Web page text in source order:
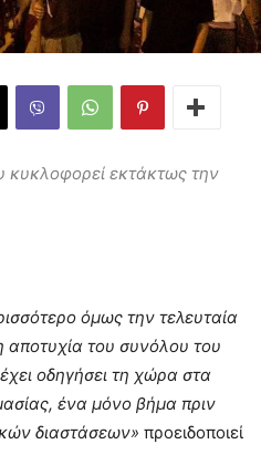
εκτάκτως την
όμως την τελευταία
αποτυχία του συνόλου του
οδηγήσει τη χώρα στα
ένα μόνο βήμα πριν
διαστάσεων» προειδοποιεί